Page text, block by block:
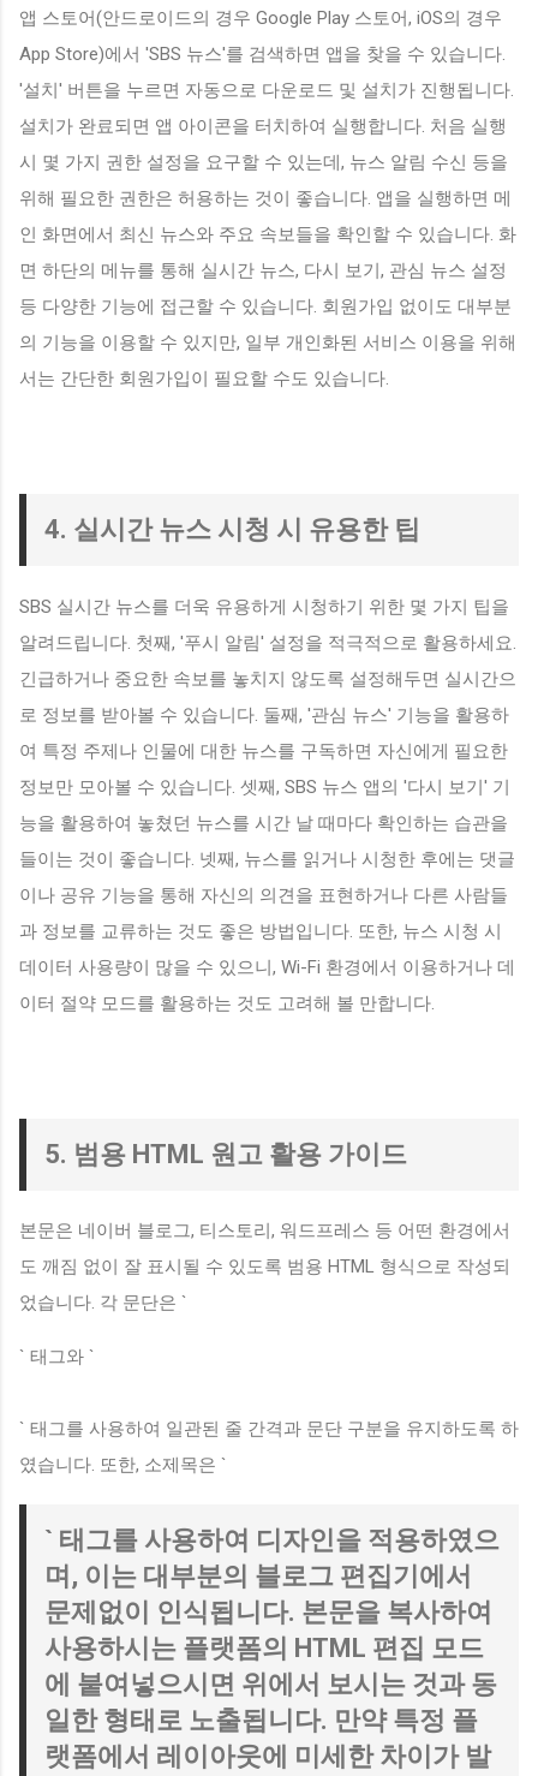
앱 스토어(안드로이드의 경우 Google Play 스토어, iOS의 경우
App Store)에서 'SBS 뉴스'를 검색하면 앱을 찾을 수 있습니다.
'설치' 버튼을 누르면 자동으로 다운로드 및 설치가 진행됩니다.
설치가 완료되면 앱 아이콘을 터치하여 실행합니다. 처음 실행
시 몇 가지 권한 설정을 요구할 수 있는데, 뉴스 알림 수신 등을
위해 필요한 권한은 허용하는 것이 좋습니다. 앱을 실행하면 메
인 화면에서 최신 뉴스와 주요 속보들을 확인할 수 있습니다. 화
면 하단의 메뉴를 통해 실시간 뉴스, 다시 보기, 관심 뉴스 설정
등 다양한 기능에 접근할 수 있습니다. 회원가입 없이도 대부분
의 기능을 이용할 수 있지만, 일부 개인화된 서비스 이용을 위해
서는 간단한 회원가입이 필요할 수도 있습니다.
4. 실시간 뉴스 시청 시 유용한 팁
SBS 실시간 뉴스를 더욱 유용하게 시청하기 위한 몇 가지 팁을
알려드립니다. 첫째, '푸시 알림' 설정을 적극적으로 활용하세요.
긴급하거나 중요한 속보를 놓치지 않도록 설정해두면 실시간으
로 정보를 받아볼 수 있습니다. 둘째, '관심 뉴스' 기능을 활용하
여 특정 주제나 인물에 대한 뉴스를 구독하면 자신에게 필요한
정보만 모아볼 수 있습니다. 셋째, SBS 뉴스 앱의 '다시 보기' 기
능을 활용하여 놓쳤던 뉴스를 시간 날 때마다 확인하는 습관을
들이는 것이 좋습니다. 넷째, 뉴스를 읽거나 시청한 후에는 댓글
이나 공유 기능을 통해 자신의 의견을 표현하거나 다른 사람들
과 정보를 교류하는 것도 좋은 방법입니다. 또한, 뉴스 시청 시
데이터 사용량이 많을 수 있으니, Wi-Fi 환경에서 이용하거나 데
이터 절약 모드를 활용하는 것도 고려해 볼 만합니다.
5. 범용 HTML 원고 활용 가이드
본문은 네이버 블로그, 티스토리, 워드프레스 등 어떤 환경에서
도 깨짐 없이 잘 표시될 수 있도록 범용 HTML 형식으로 작성되
었습니다. 각 문단은 `
` 태그와 `
` 태그를 사용하여 일관된 줄 간격과 문단 구분을 유지하도록 하
였습니다. 또한, 소제목은 `
` 태그를 사용하여 디자인을 적용하였으
며, 이는 대부분의 블로그 편집기에서
문제없이 인식됩니다. 본문을 복사하여
사용하시는 플랫폼의 HTML 편집 모드
에 붙여넣으시면 위에서 보시는 것과 동
일한 형태로 노출됩니다. 만약 특정 플
랫폼에서 레이아웃에 미세한 차이가 발